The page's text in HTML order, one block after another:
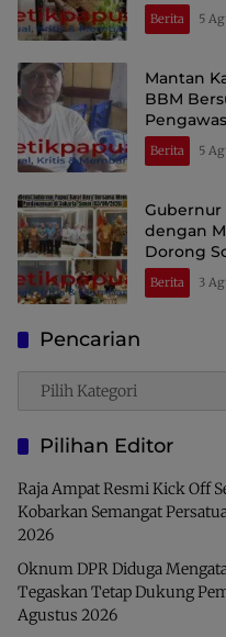
Berita 5
Mantan
BBM
Berita 5
Gubernur
dengan
Dorong
Indonesia
Berita 3
Pencarian
Pencarian
Pilihan Editor
Raja Ampat Resmi Kick Off
Kobarkan Semangat
2026
Oknum DPR Diduga
Tegaskan Tetap Dukung
Agustus 2026